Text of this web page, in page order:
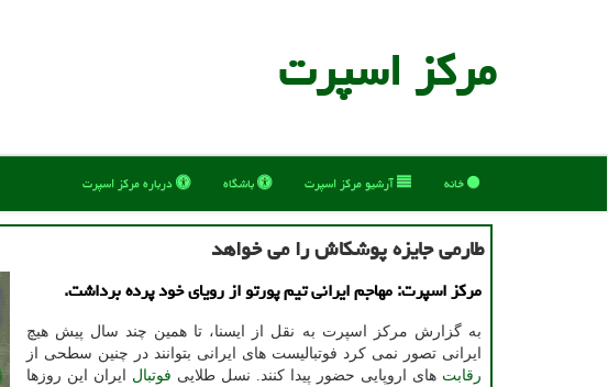
مركز اسپرت
خانه آرشیو مركز اسپرت باشگاه درباره مركز اسپرت
طارمی جایزه پوشکاش را می خواهد
مرکز اسپرت: مهاجم ایرانی تیم پورتو از رویای خود پرده برداشت.
به گزارش مرکز اسپرت به نقل از ایسنا، تا همین چند سال پیش هیچ
ایرانی تصور نمی کرد فوتبالیست های ایرانی بتوانند در چنین سطحی از
رقابت های اروپایی حضور پیدا کنند. نسل طلایی فوتبال ایران این روزها